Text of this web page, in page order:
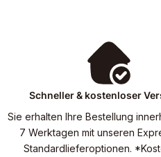
Schneller & kostenloser
Sie erhalten Ihre Bestellung
7 Werktagen mit unseren
Standardlieferoptionen.